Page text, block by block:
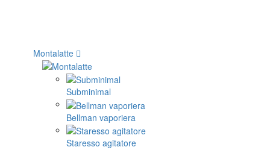
Montalatte
Subminimal
Bellman vaporiera
Staresso agitatore